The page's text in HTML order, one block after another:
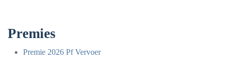
Premies
Premie 2026 Pf Vervoer